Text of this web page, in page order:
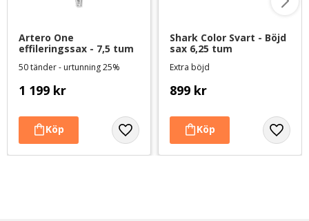
Artero One
effileringssax - 7,5 tum
50 tänder - urtunning 25%
1 199 kr
Shark Color Svart - Böjd
sax 6,25 tum
Extra böjd
899 kr